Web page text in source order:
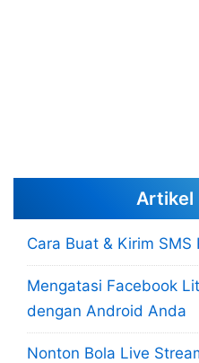
Artikel
Cara Buat & Kirim
Mengatasi Facebook
dengan Android Anda
Nonton Bola Live